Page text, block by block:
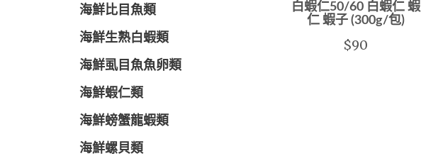
海鮮比目魚類
海鮮生熟白蝦類
海鮮虱目魚魚卵類
海鮮蝦仁類
海鮮螃蟹龍蝦類
海鮮螺貝類
白蝦仁50/60 白蝦仁 蝦
仁 蝦子 (300g/包)
$90